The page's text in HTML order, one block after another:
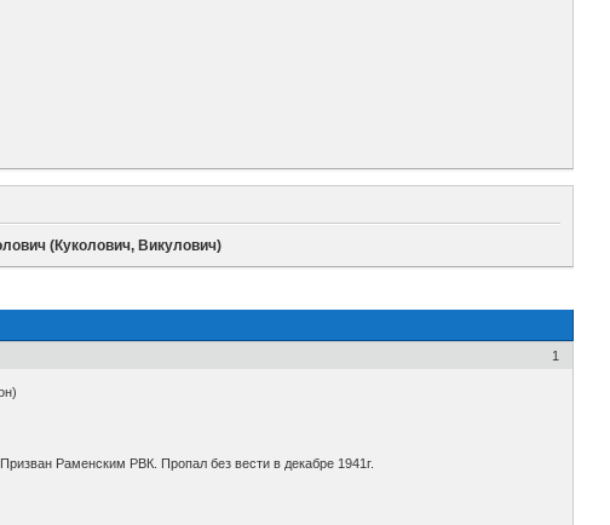
(Куколович, Викулович)
1
Раменским РВК. Пропал без вести в декабре 1941г.